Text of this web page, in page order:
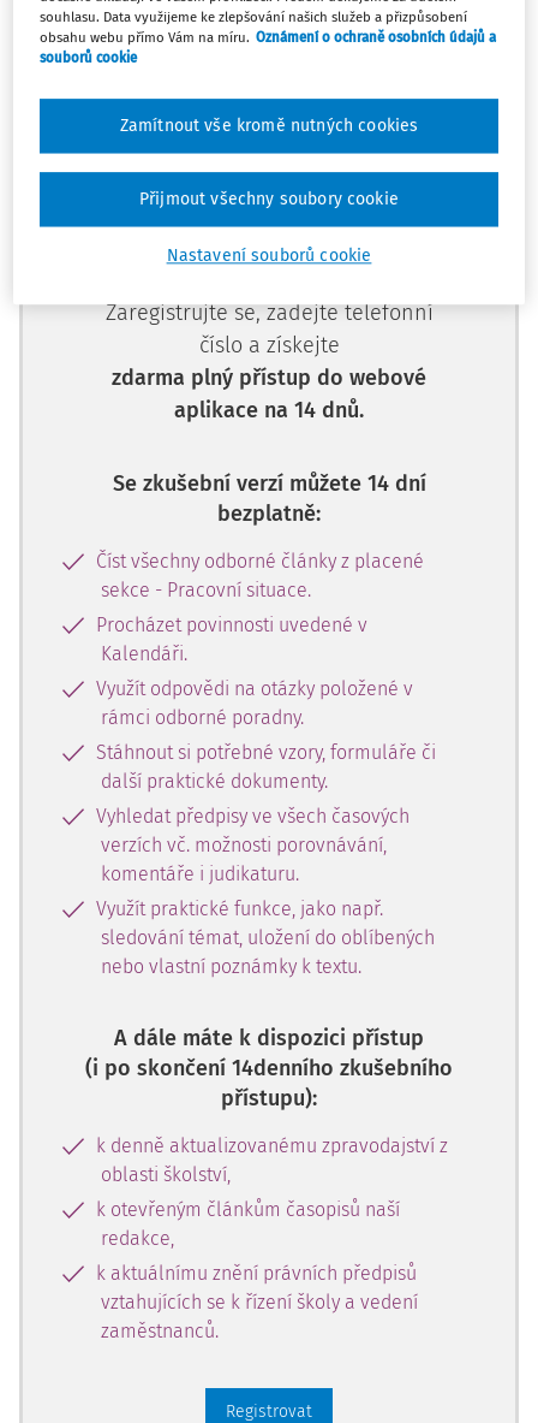
Máte předplatné? Přihlaste se.
Tento dokument je jen pro
předplatitele.
Zaregistrujte se, zadejte telefonní
číslo a získejte
zdarma plný přístup do webové
aplikace na 14 dnů.
Se zkušební verzí můžete 14 dní
bezplatně:
Číst všechny odborné články z placené
sekce - Pracovní situace.
Procházet povinnosti uvedené v
Kalendáři.
Využít odpovědi na otázky položené v
rámci odborné poradny.
Stáhnout si potřebné vzory, formuláře či
další praktické dokumenty.
Vyhledat předpisy ve všech časových
verzích vč. možnosti porovnávání,
komentáře i judikaturu.
Využít praktické funkce, jako např.
sledování témat, uložení do oblíbených
nebo vlastní poznámky k textu.
A dále máte k dispozici přístup
(i po skončení 14denního zkušebního
přístupu):
k denně aktualizovanému zpravodajství z
oblasti školství,
k otevřeným článkům časopisů naší
redakce,
k aktuálnímu znění právních předpisů
vztahujících se k řízení školy a vedení
zaměstnanců.
Registrovat
souhlasu. Data využijeme ke zlepšování našich služeb a přizpůsobení
obsahu webu přímo Vám na míru. Oznámení o ochraně osobních údajů a
souborů cookie
Nastavení souborů cookie
Zamítnout vše kromě nutných cookies
Přijmout všechny soubory cookie